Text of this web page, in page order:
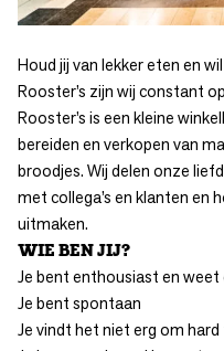
Houd jij van lekker eten en
Rooster’s zijn wij constant
Rooster’s is een kleine
bereiden en verkopen van
broodjes. Wij delen onze
met collega’s en klanten en
uitmaken.
WIE BEN JIJ?
Je bent enthousiast en
Je bent spontaan
Je vindt het niet erg om